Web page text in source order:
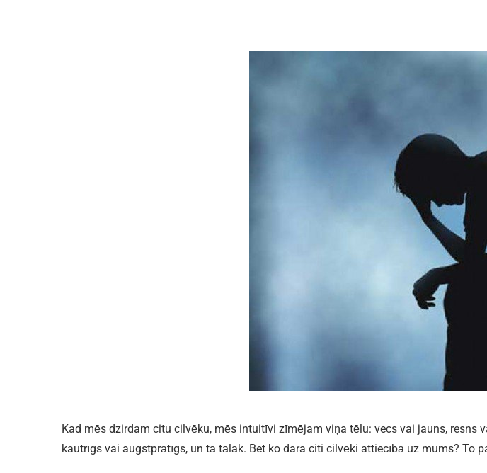
Kad mēs dzirdam citu cilvēku, mēs intuitīvi zīmējam viņa tēlu: vecs vai jauns, resns
kautrīgs vai augstprātīgs, un tā tālāk. Bet ko dara citi cilvēki attiecībā uz mums? To